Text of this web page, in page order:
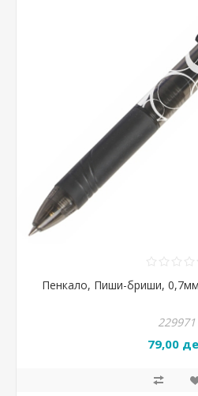
Пенкало, Пиши-бриши,
229971
79,00